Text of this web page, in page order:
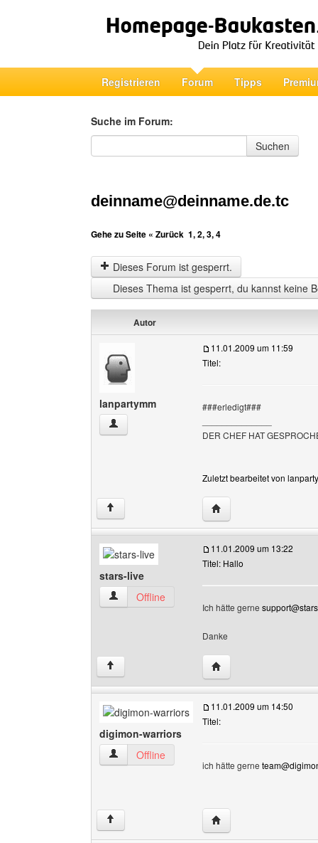
Registrieren Forum Tipps
Suche im Forum:
Suche im Forum
Suchen
deinname@deinname.de.tc
Gehe zu Seite « Zurück 1,2,3,4
Dieses Forum ist gesperrt.
Dieses Thema ist gesperrt, du kannst keine
Autor
lanpartymm
lanpartymm Benutzer-Profile anzeigen
11.01.2009 um 11:59
Titel:
###erledigt###
DER CHEF HAT
Zuletzt bearbeitet von
↑ Website dieses
stars-live
stars-live Benutzer-Profile anzeigen
Offline
11.01.2009 um 13:22
Titel: Hallo
Ich hätte gerne
Danke
↑ Website dieses
digimon-warriors
digimon-warriors Benutzer-Profile anzeigen
Offline
11.01.2009 um 14:50
Titel:
ich hätte gerne
↑ Website dieses